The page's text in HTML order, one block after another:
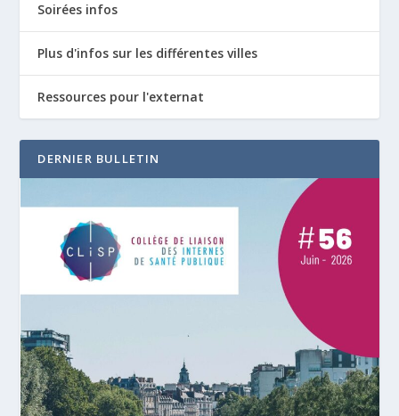
Soirées infos
Plus d'infos sur les différentes villes
Ressources pour l'externat
DERNIER BULLETIN